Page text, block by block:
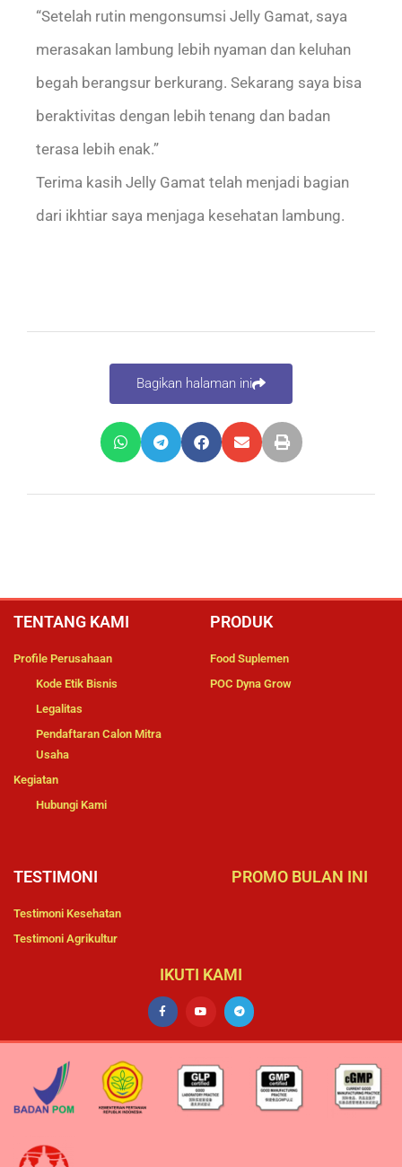
“Setelah rutin mengonsumsi Jelly Gamat, saya
merasakan lambung lebih nyaman dan keluhan
begah berangsur berkurang. Sekarang saya bisa
beraktivitas dengan lebih tenang dan badan
terasa lebih enak.”
Terima kasih Jelly Gamat telah menjadi bagian
dari ikhtiar saya menjaga kesehatan lambung.
Bagikan halaman ini
TENTANG KAMI
Profile Perusahaan
Kode Etik Bisnis
Legalitas
Pendaftaran Calon Mitra
Usaha
Kegiatan
Hubungi Kami
PRODUK
Food Suplemen
POC Dyna Grow
TESTIMONI
Testimoni Kesehatan
Testimoni Agrikultur
PROMO BULAN INI
IKUTI KAMI